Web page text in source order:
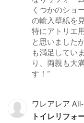
くつかのショ
の輸入壁紙を
特にアトリエ
と思いました
も満足してい
り、両親も大
す！”
ワレアレア
トイレリフォ